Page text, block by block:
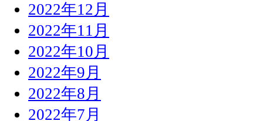
2022年12月
2022年11月
2022年10月
2022年9月
2022年8月
2022年7月